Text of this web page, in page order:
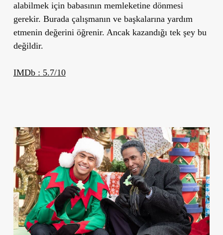
alabilmek için babasının memleketine dönmesi
gerekir. Burada çalışmanın ve başkalarına yardım
etmenin değerini öğrenir. Ancak kazandığı tek şey bu
değildir.
IMDb : 5.7/10